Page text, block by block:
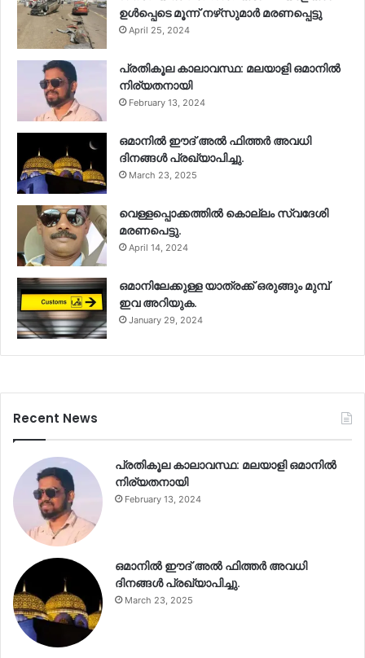
ഉള്‍പ്പെടെ മൂന്ന് നഴ്‌സുമാര്‍ മരണപ്പെട്ടു
April 25, 2024
പ്രതികൂല കാലാവസ്ഥ: മലയാളി ഒമാനിൽ
നിര്യതനായി
February 13, 2024
ഒമാനിൽ ഈദ് അൽ ഫിത്തർ അവധി
ദിനങ്ങൾ പ്രഖ്യാപിച്ചു.
March 23, 2025
വെള്ളപ്പൊക്കത്തിൽ കൊല്ലം സ്വദേശി
മരണപെട്ടു.
April 14, 2024
ഒമാനിലേക്കുള്ള യാത്രക്ക് ഒരുങ്ങും മുമ്പ്
ഇവ അറിയുക.
January 29, 2024
Recent News
പ്രതികൂല കാലാവസ്ഥ: മലയാളി ഒമാനിൽ
നിര്യതനായി
February 13, 2024
ഒമാനിൽ ഈദ് അൽ ഫിത്തർ അവധി
ദിനങ്ങൾ പ്രഖ്യാപിച്ചു.
March 23, 2025